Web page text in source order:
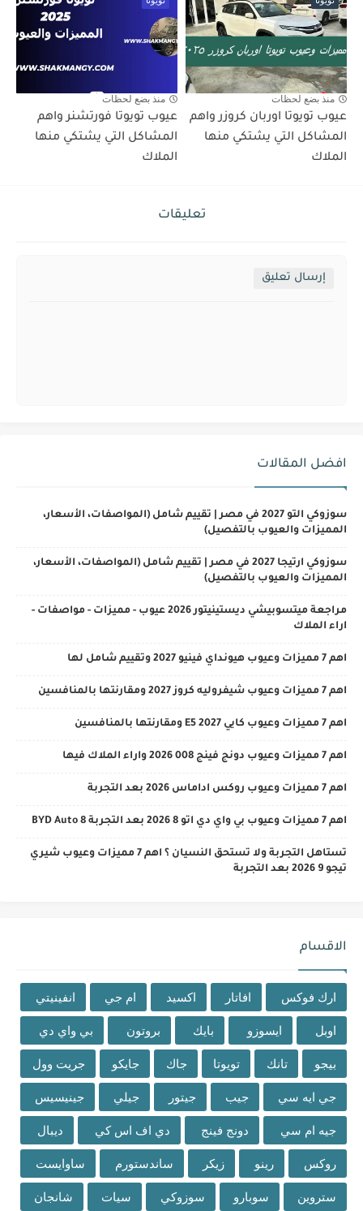
منذ بضع لحظات
عيوب تويوتا اوربان كروزر واهم
المشاكل التي يشتكي منها
الملاك
منذ بضع لحظات
عيوب تويوتا فورتشنر واهم
المشاكل التي يشتكي منها
الملاك
تعليقات
إرسال تعليق
افضل المقالات
سوزوكي التو 2027 في مصر | تقييم شامل (المواصفات، الأسعار،
المميزات والعيوب بالتفصيل)
سوزوكي ارتيجا 2027 في مصر | تقييم شامل (المواصفات، الأسعار،
المميزات والعيوب بالتفصيل)
مراجعة ميتسوبيشي ديستينيتور 2026 عيوب - مميزات - مواصفات -
اراء الملاك
اهم 7 مميزات وعيوب هيونداي فينيو 2027 وتقييم شامل لها
اهم 7 مميزات وعيوب شيفروليه كروز 2027 ومقارنتها بالمنافسين
اهم 7 مميزات وعيوب كايي E5 2027 ومقارنتها بالمنافسين
اهم 7 مميزات وعيوب دونج فينج 008 2026 واراء الملاك فيها
اهم 7 مميزات وعيوب روكس اداماس 2026 بعد التجربة
اهم 7 مميزات وعيوب بي واي دي اتو 8 2026 بعد التجربة BYD Auto 8
تستاهل التجربة ولا تستحق النسيان ؟ اهم 7 مميزات وعيوب شيري
تيجو 9 2026 بعد التجربة
الاقسام
ارك فوكس افاتار اكسيد ام جي انفينيتي
اوبل ايسوزو بايك بروتون بي واي دي
بيجو تانك تويوتا جاك جايكو جريت وول
جي ايه سي جيب جيتور جيلي جينيسيس
جيه ام سي دونج فينج دي اف اس كي ديبال
روكس رينو زيكر ساندستورم ساوايست
ستروين سوبارو سوزوكي سيات شانجان